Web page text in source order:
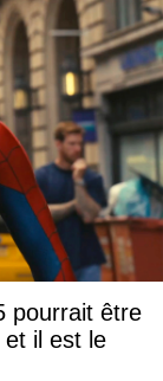
pourrait être
il est le